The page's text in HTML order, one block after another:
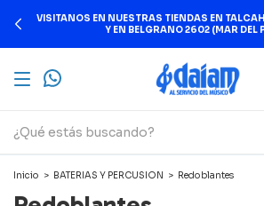
VISITANOS EN NUESTRAS TIENDAS EN
Y EN BELGRANO 2602 (MAR DEL
Inicio > BATERIAS Y PERCUSION > Redoblantes